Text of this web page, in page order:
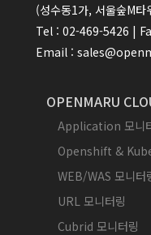
(성수동1가, 서울숲M타
Tel : 02-469-5426 |
Email :
OPENMARU
Application 모니
Openshift &
WEB/WAS 모니터
URL 모니터링
Cubrid 모니터링